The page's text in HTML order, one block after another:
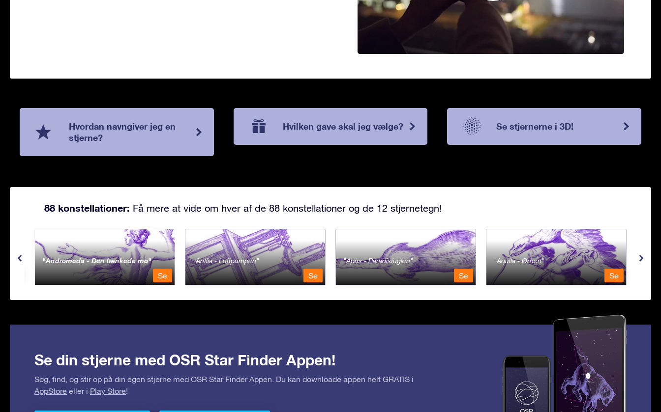
Hvordan navngiver jeg en
stjerne?
Hvilken gave skal jeg vælge? Se stjernerne i 3D!
88 konstellationer: Få mere at vide om hver af de 88 konstellationer og de 12 stjernetegn!
Andromeda - Den lænkede mø
Se
Antlia - Luftpumpen
Se
Apus - Paradisfuglen
Se
Aquila - Ørnen
Se
Se din stjerne med OSR Star Finder Appen!
Søg, find, og stir op på din egen stjerne med OSR Star Finder Appen. Du kan downloade appen helt GRATIS i
AppStore eller i Play Store!